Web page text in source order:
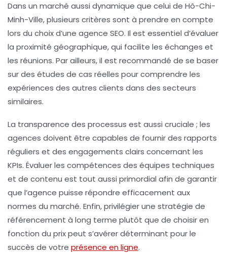
Dans un marché aussi dynamique que celui de Hô-Chi-
Minh-Ville, plusieurs critères sont à prendre en compte
lors du choix d’une agence SEO. Il est essentiel d’évaluer
la proximité géographique, qui facilite les échanges et
les réunions. Par ailleurs, il est recommandé de se baser
sur des études de cas réelles pour comprendre les
expériences des autres clients dans des secteurs
similaires.
La transparence des processus est aussi cruciale ; les
agences doivent être capables de fournir des rapports
réguliers et des engagements clairs concernant les
KPIs. Évaluer les compétences des équipes techniques
et de contenu est tout aussi primordial afin de garantir
que l’agence puisse répondre efficacement aux
normes du marché. Enfin, privilégier une stratégie de
référencement à long terme plutôt que de choisir en
fonction du prix peut s’avérer déterminant pour le
succès de votre présence en ligne.